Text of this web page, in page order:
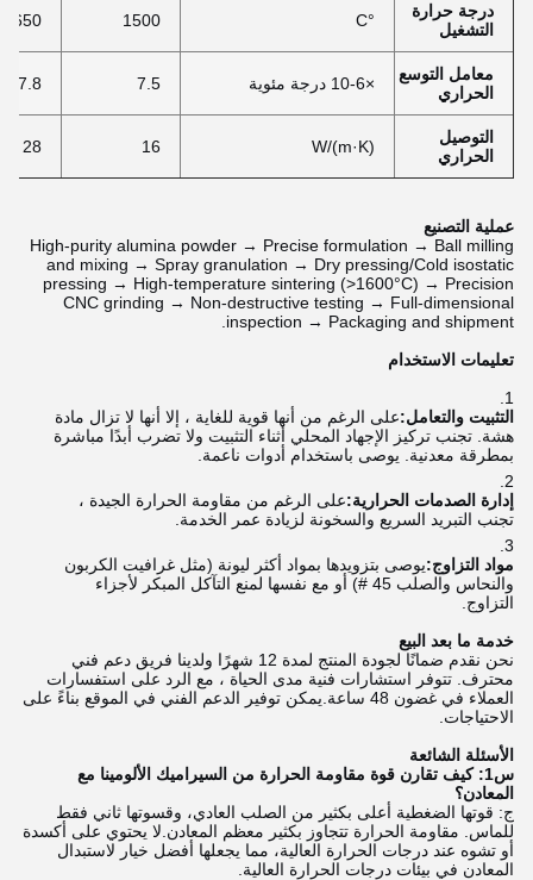
درجة حرارة
التشغيل
°C
1500
1650
معامل التوسع
الحراري
×10-6 درجة مئوية 7.5
7.8
التوصيل
الحراري
W/(m·K)
16
28
عملية التصنيع
High-purity alumina powder → Precise formulation → Ball milling
and mixing → Spray granulation → Dry pressing/Cold isostatic
pressing → High-temperature sintering (>1600°C) → Precision
CNC grinding → Non-destructive testing → Full-dimensional
inspection → Packaging and shipment.
تعليمات الاستخدام
التثبيت والتعامل:على الرغم من أنها قوية للغاية ، إلا أنها لا تزال مادة
هشة. تجنب تركيز الإجهاد المحلي أثناء التثبيت ولا تضرب أبدًا مباشرة
بمطرقة معدنية. يوصى باستخدام أدوات ناعمة.
إدارة الصدمات الحرارية:على الرغم من مقاومة الحرارة الجيدة ،
تجنب التبريد السريع والسخونة لزيادة عمر الخدمة.
مواد التزاوج:يوصى بتزويدها بمواد أكثر ليونة (مثل غرافيت الكربون
والنحاس والصلب 45 #) أو مع نفسها لمنع التآكل المبكر لأجزاء
التزاوج.
خدمة ما بعد البيع
نحن نقدم ضمانًا لجودة المنتج لمدة 12 شهرًا ولدينا فريق دعم فني
محترف. تتوفر استشارات فنية مدى الحياة ، مع الرد على استفسارات
العملاء في غضون 48 ساعة.يمكن توفير الدعم الفني في الموقع بناءً على
الاحتياجات.
الأسئلة الشائعة
س1: كيف تقارن قوة مقاومة الحرارة من السيراميك الألومينا مع
المعادن؟
ج: قوتها الضغطية أعلى بكثير من الصلب العادي، وقسوتها ثاني فقط
للماس. مقاومة الحرارة تتجاوز بكثير معظم المعادن.لا يحتوي على أكسدة
أو تشوه عند درجات الحرارة العالية، مما يجعلها أفضل خيار لاستبدال
المعادن في بيئات درجات الحرارة العالية.